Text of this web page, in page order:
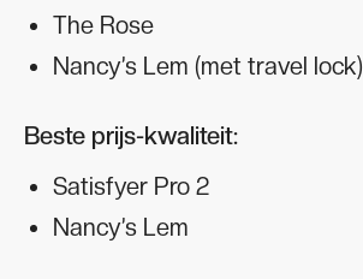
The Rose
Nancy’s Lem (met travel lock)
Beste prijs-kwaliteit:
Satisfyer Pro 2
Nancy’s Lem